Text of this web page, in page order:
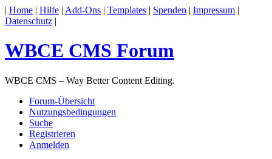
| Home | Hilfe | Add-Ons | Templates | Spenden | Impressum |
Datenschutz |
WBCE CMS Forum
WBCE CMS – Way Better Content Editing.
Forum-Übersicht
Nutzungsbedingungen
Suche
Registrieren
Anmelden